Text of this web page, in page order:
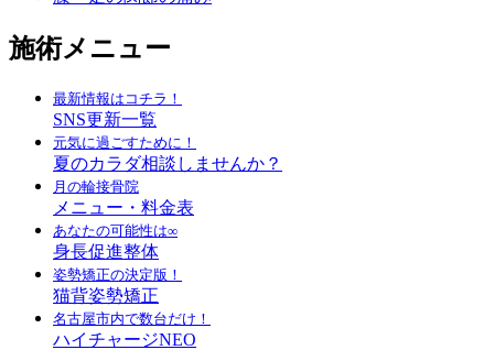
施術メニュー
最新情報はコチラ！
SNS更新一覧
元気に過ごすために！
夏のカラダ相談しませんか？
月の輪接骨院
メニュー・料金表
あなたの可能性は∞
身長促進整体
姿勢矯正の決定版！
猫背姿勢矯正
名古屋市内で数台だけ！
ハイチャージNEO